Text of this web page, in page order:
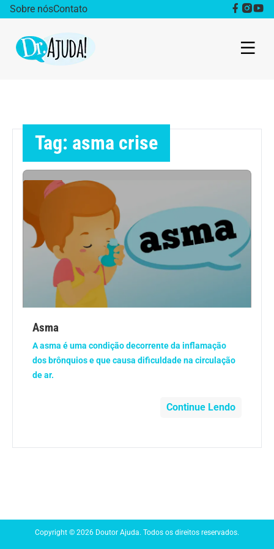
Sobre nósContato
Obesidade
Destaque
Bem estar
Vida Saudável
Saúde da mulher
Anemia
Aparelho Digestivo
Câncer
Tag: asma crise
Asma
A asma é uma condição decorrente da inflamação
dos brônquios e que causa dificuldade na circulação
de ar.
Continue Lendo
Copyright © 2026 Doutor Ajuda. Todos os direitos reservados.